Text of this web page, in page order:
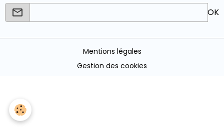
OK
Mentions légales
Gestion des cookies